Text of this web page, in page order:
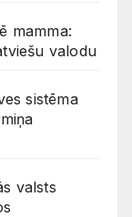
mamma:
valodu
sistēma
valsts